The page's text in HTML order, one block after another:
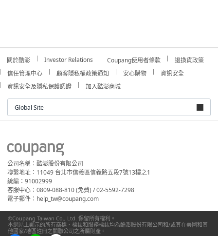
關於酷澎 Investor Relations Coupang使用者條款
退換貨政策
信任管理中心
顧客隱私權政策通知 安心購物
資訊安全
資訊安全及隱私保護認證
加入酷澎商城
Global Site
公司名稱：酷澎股份有限公司
聯繫地址：11049 台北市信義區信義路五段7號13樓之1
統編：91002999
客服中心：0809-088-810 (免費) / 02-5592-7298
電子郵件：help_tw@coupang.com
©Coupang Taiwan Co., Ltd. 保留所有權利。
本網站上顯示的所有商標、標誌和服務標誌均為酷澎股份有限公司和/或其在美國和其
他國家/地區註冊之關聯公司之所屬財產。